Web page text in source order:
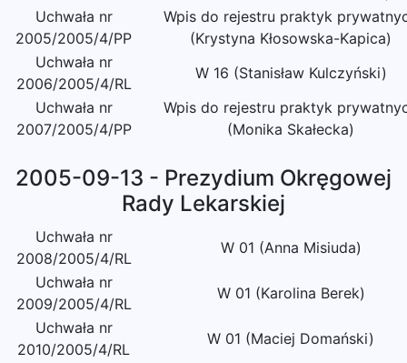
Uchwała nr
2005/2005/4/PP
Wpis do rejestru praktyk
(Krystyna Kłosowska-Kapica)
Uchwała nr
2006/2005/4/RL
W 16 (Stanisław Kulczyński)
Uchwała nr
2007/2005/4/PP
Wpis do rejestru praktyk
(Monika Skałecka)
2005-09-13 - Prezydium Okręgowej
Rady Lekarskiej
Uchwała nr
2008/2005/4/RL
W 01 (Anna Misiuda)
Uchwała nr
2009/2005/4/RL
W 01 (Karolina Berek)
Uchwała nr
2010/2005/4/RL
W 01 (Maciej Domański)